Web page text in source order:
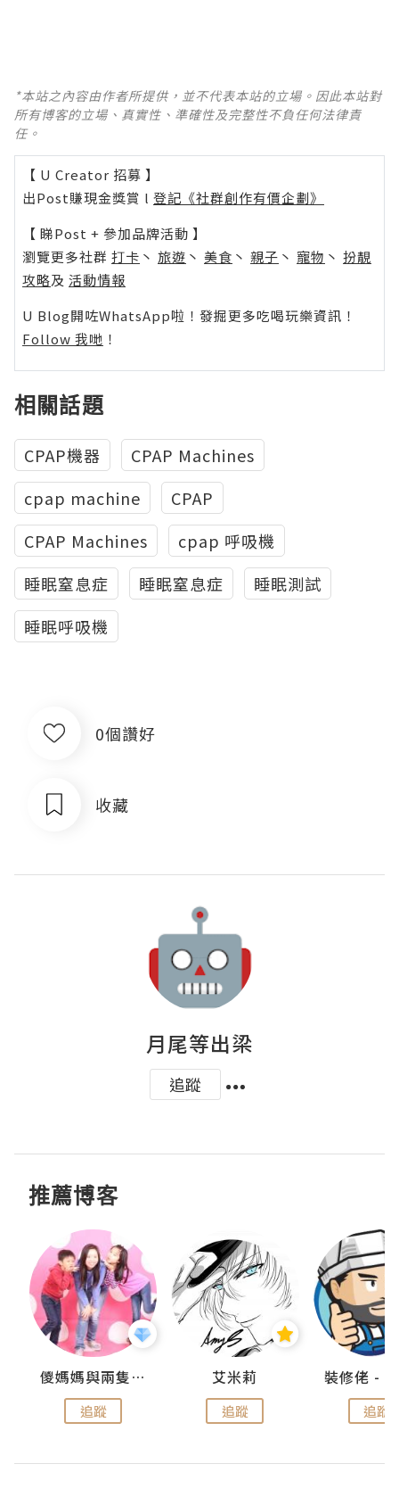
*本站之內容由作者所提供，並不代表本站的立場。因此本站對
所有博客的立場、真實性、準確性及完整性不負任何法律責
任。
【 U Creator 招募 】
出Post賺現金獎賞 l 登記《社群創作有價企劃》
【 睇Post + 參加品牌活動 】
瀏覽更多社群 打卡 丶 旅遊 丶 美食 丶 親子 丶 寵物 丶 扮靚
攻略及 活動情報
U Blog開咗WhatsApp啦！發掘更多吃喝玩樂資訊！
Follow 我哋 ！
相關話題
CPAP機器
CPAP Machines
cpap machine
CPAP
CPAP Machines
cpap 呼吸機
睡眠窒息症
睡眠窒息症
睡眠測試
睡眠呼吸機
0個讚好
收藏
月尾等出梁
追蹤
推薦博客
儍媽媽與兩隻小魔怪之家
追蹤
艾米莉
追蹤 追蹤